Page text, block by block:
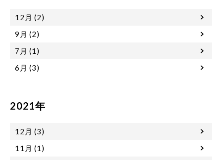
12月 (2)
9月 (2)
7月 (1)
6月 (3)
2021年
12月 (3)
11月 (1)